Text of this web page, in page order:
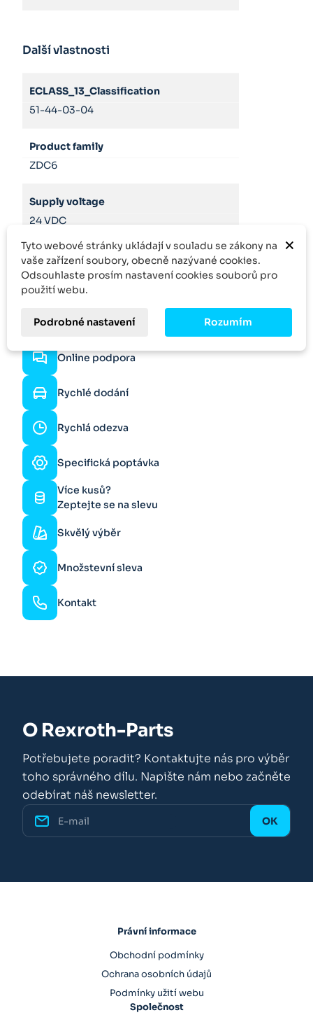
Další vlastnosti
ECLASS_13_Classification
51-44-03-04
Product family
ZDC6
Supply voltage
24 VDC
Online podpora
Rychlé dodání
Rychlá odezva
Specifická poptávka
Více kusů?
Zeptejte se na slevu
Skvělý výběr
Množstevní sleva
Kontakt
O Rexroth-Parts
Potřebujete poradit? Kontaktujte nás pro výběr
toho správného dílu. Napište nám nebo začněte
odebírat náš newsletter.
Právní informace
Obchodní podmínky
Ochrana osobních údajů
Podmínky užití webu
Společnost
×
Tyto webové stránky ukládají v souladu se zákony na
vaše zařízení soubory, obecně nazývané cookies.
Odsouhlaste prosím nastavení cookies souborů pro
použití webu.
Podrobné nastavení Rozumím